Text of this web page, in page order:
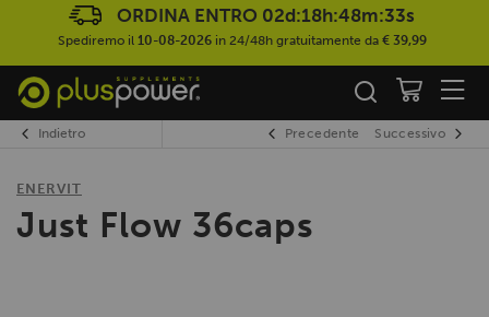
ORDINA ENTRO 02d:18h:48m:33s
Spediremo il 10-08-2026in 24/48h gratuitamente da € 39,99
Indietro Precedente Successivo
ENERVIT
Just Flow 36caps